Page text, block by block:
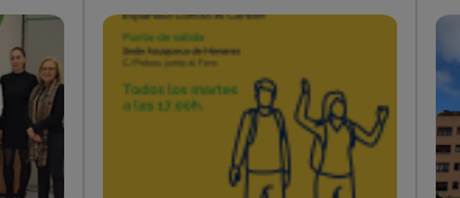
La Asociación Española